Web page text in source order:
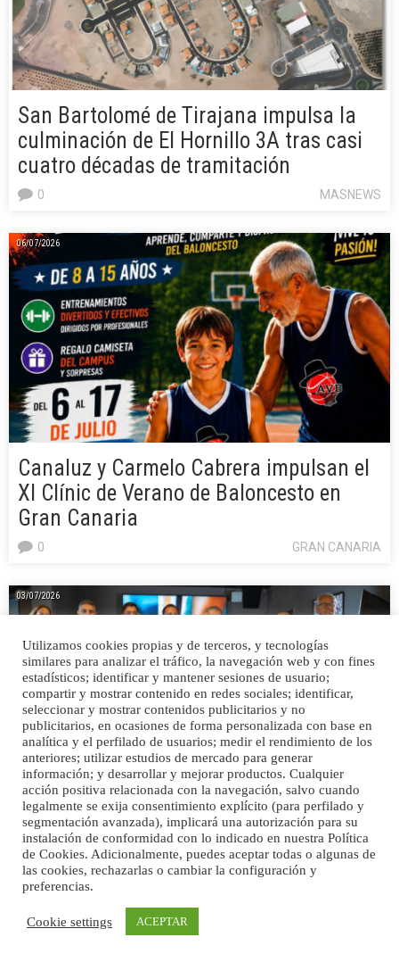
San Bartolomé de Tirajana impulsa la
culminación de El Hornillo 3A tras casi
cuatro décadas de tramitación
MASNEWS
0
06/07/2026
Canaluz y Carmelo Cabrera impulsan el
XI Clínic de Verano de Baloncesto en
Gran Canaria
GRAN CANARIA
0
03/07/2026
MAO Hy-Race Maspalomas lleva el
deporte híbrido al sur de Gran Canaria
0
01/07/2026
Utilizamos cookies propias y de terceros, y tecnologías
similares para analizar el tráfico, la navegación web y con fines
estadísticos; identificar y mantener sesiones de usuario;
compartir y mostrar contenido en redes sociales; identificar,
seleccionar y mostrar contenidos publicitarios y no
publicitarios, en ocasiones de forma personalizada con base en
analítica y el perfilado de usuarios; medir el rendimiento de los
anteriores; utilizar estudios de mercado para generar
información; y desarrollar y mejorar productos. Cualquier
acción positiva relacionada con la navegación, salvo cuando
legalmente se exija consentimiento explícito (para perfilado y
segmentación avanzada), implicará una autorización para su
instalación de conformidad con lo indicado en nuestra Política
de Cookies. Adicionalmente, puedes aceptar todas o algunas de
las cookies, rechazarlas o cambiar la configuración y
preferencias.
Cookie settings ACEPTAR